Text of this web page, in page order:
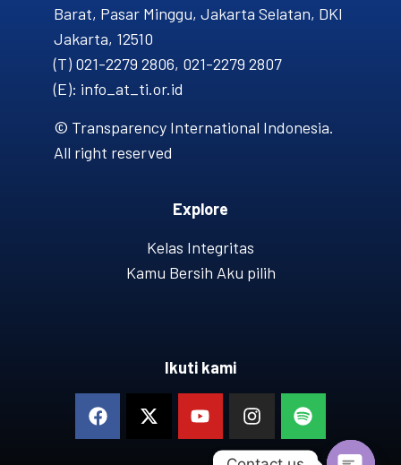
Barat, Pasar Minggu, Jakarta Selatan, DKI
Jakarta, 12510
(T) 021-2279 2806, 021-2279 2807
(E): info_at_ti.or.id
© Transparency International Indonesia.
All right reserved
Explore
Kelas Integritas
Kamu Bersih Aku pilih
Ikuti kami